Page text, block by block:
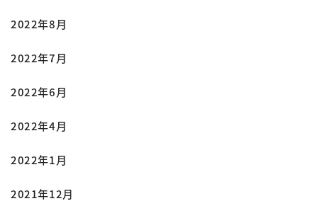
2022年8月
2022年7月
2022年6月
2022年4月
2022年1月
2021年12月